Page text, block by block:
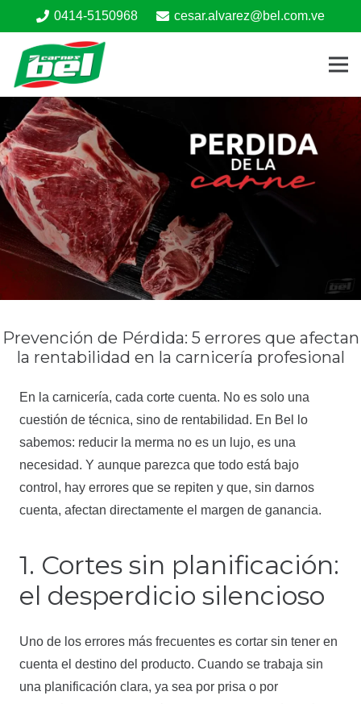
0414-5150968 cesar.alvarez@bel.com.ve
Prevención de Pérdida : 5 errores que afectan
la rentabilidad en la carnicería profesional
En la carnicería, cada corte cuenta. No es solo una
cuestión de técnica, sino de rentabilidad. En Bel lo
sabemos: reducir la merma no es un lujo, es una
necesidad. Y aunque parezca que todo está bajo
control, hay errores que se repiten y que, sin darnos
cuenta, afectan directamente el margen de ganancia.
1. Cortes sin planificación:
el desperdicio silencioso
Uno de los errores más frecuentes es cortar sin tener en
cuenta el destino del producto. Cuando se trabaja sin
una planificación clara, ya sea por prisa o por